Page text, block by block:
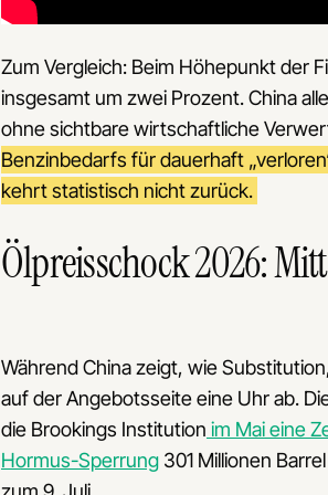
Zum Vergleich: Beim Höhepunkt der
insgesamt um zwei Prozent. China
ohne sichtbare wirtschaftliche
Benzinbedarfs für dauerhaft
kehrt statistisch nicht zurück.
Ölpreisschock 2026:
Während China zeigt, wie
auf der Angebotsseite eine Uhr ab.
die Brookings Institution im Mai eine
Hormus-Sperrung 301 Millionen